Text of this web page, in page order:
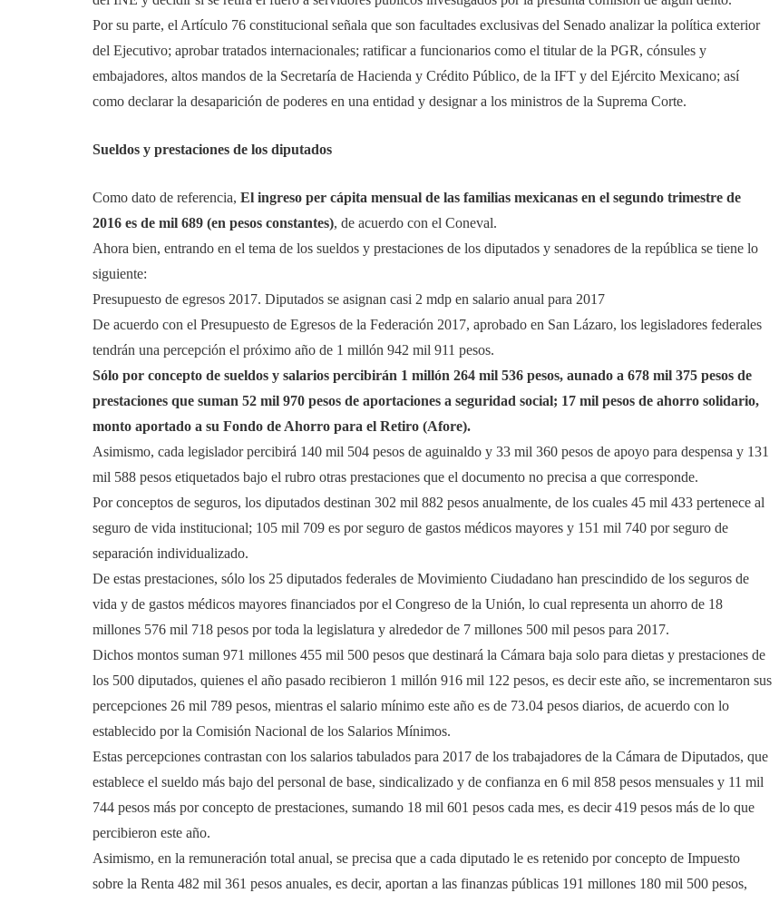
Por su parte, el Artículo 76 constitucional señala que son facultades exclusivas del Senado analizar la política exterior
del Ejecutivo; aprobar tratados internacionales; ratificar a funcionarios como el titular de la PGR, cónsules y
embajadores, altos mandos de la Secretaría de Hacienda y Crédito Público, de la IFT y del Ejército Mexicano; así
como declarar la desaparición de poderes en una entidad y designar a los ministros de la Suprema Corte.
Sueldos y prestaciones de los diputados
Como dato de referencia, El ingreso per cápita mensual de las familias mexicanas en el segundo trimestre de
2016 es de mil 689 (en pesos constantes), de acuerdo con el Coneval.
Ahora bien, entrando en el tema de los sueldos y prestaciones de los diputados y senadores de la república se tiene lo
siguiente:
Presupuesto de egresos 2017. Diputados se asignan casi 2 mdp en salario anual para 2017
De acuerdo con el Presupuesto de Egresos de la Federación 2017, aprobado en San Lázaro, los legisladores federales
tendrán una percepción el próximo año de 1 millón 942 mil 911 pesos.
Sólo por concepto de sueldos y salarios percibirán 1 millón 264 mil 536 pesos, aunado a 678 mil 375 pesos de
prestaciones que suman 52 mil 970 pesos de aportaciones a seguridad social; 17 mil pesos de ahorro solidario,
monto aportado a su Fondo de Ahorro para el Retiro (Afore).
Asimismo, cada legislador percibirá 140 mil 504 pesos de aguinaldo y 33 mil 360 pesos de apoyo para despensa y 131
mil 588 pesos etiquetados bajo el rubro otras prestaciones que el documento no precisa a que corresponde.
Por conceptos de seguros, los diputados destinan 302 mil 882 pesos anualmente, de los cuales 45 mil 433 pertenece al
seguro de vida institucional; 105 mil 709 es por seguro de gastos médicos mayores y 151 mil 740 por seguro de
separación individualizado.
De estas prestaciones, sólo los 25 diputados federales de Movimiento Ciudadano han prescindido de los seguros de
vida y de gastos médicos mayores financiados por el Congreso de la Unión, lo cual representa un ahorro de 18
millones 576 mil 718 pesos por toda la legislatura y alrededor de 7 millones 500 mil pesos para 2017.
Dichos montos suman 971 millones 455 mil 500 pesos que destinará la Cámara baja solo para dietas y prestaciones de
los 500 diputados, quienes el año pasado recibieron 1 millón 916 mil 122 pesos, es decir este año, se incrementaron sus
percepciones 26 mil 789 pesos, mientras el salario mínimo este año es de 73.04 pesos diarios, de acuerdo con lo
establecido por la Comisión Nacional de los Salarios Mínimos.
Estas percepciones contrastan con los salarios tabulados para 2017 de los trabajadores de la Cámara de Diputados, que
establece el sueldo más bajo del personal de base, sindicalizado y de confianza en 6 mil 858 pesos mensuales y 11 mil
744 pesos más por concepto de prestaciones, sumando 18 mil 601 pesos cada mes, es decir 419 pesos más de lo que
percibieron este año.
Asimismo, en la remuneración total anual, se precisa que a cada diputado le es retenido por concepto de Impuesto
sobre la Renta 482 mil 361 pesos anuales, es decir, aportan a las finanzas públicas 191 millones 180 mil 500 pesos,